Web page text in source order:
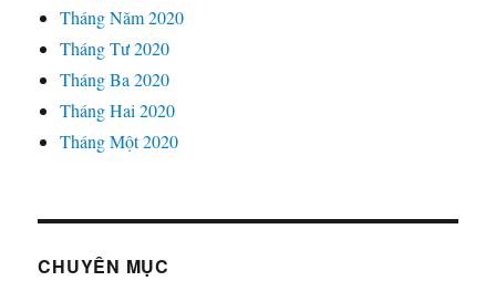
Tháng Năm 2020
Tháng Tư 2020
Tháng Ba 2020
Tháng Hai 2020
Tháng Một 2020
CHUYÊN MỤC